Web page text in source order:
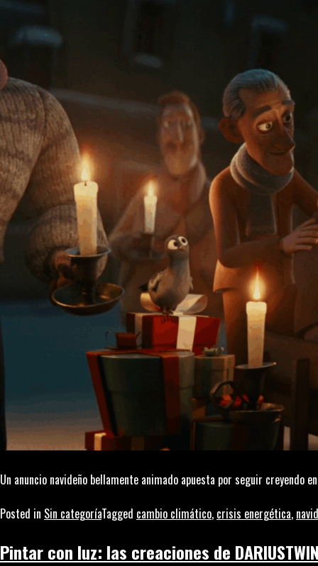
Un anuncio navideño bellamente animado apuesta por seguir creyendo
Posted in Sin categoríaTagged cambio climático, crisis energética,
Pintar con luz: las creaciones de DARIUSTWIN